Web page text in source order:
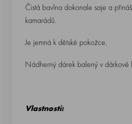
Čistá bavlna dokonale saje a
kamarádů.
Je jemná k dětské pokožce.
Nádherný dárek balený v dárkové
Vlastnosti: